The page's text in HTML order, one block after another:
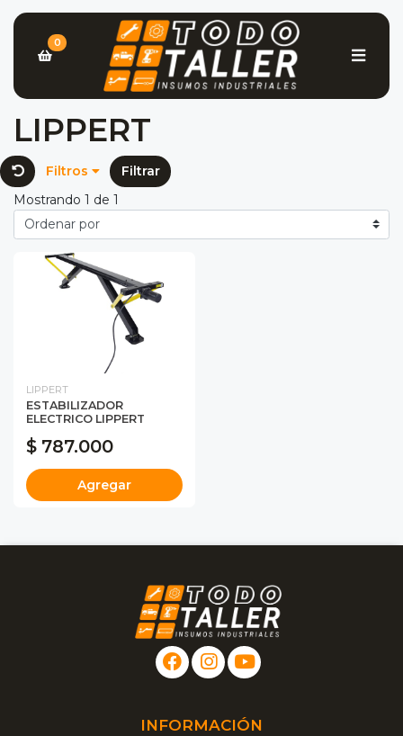
0
LIPPERT
Filtros
Filtrar
Mostrando 1 de 1
LIPPERT
ESTABILIZADOR
ELECTRICO LIPPERT
$ 787.000
Agregar
INFORMACIÓN